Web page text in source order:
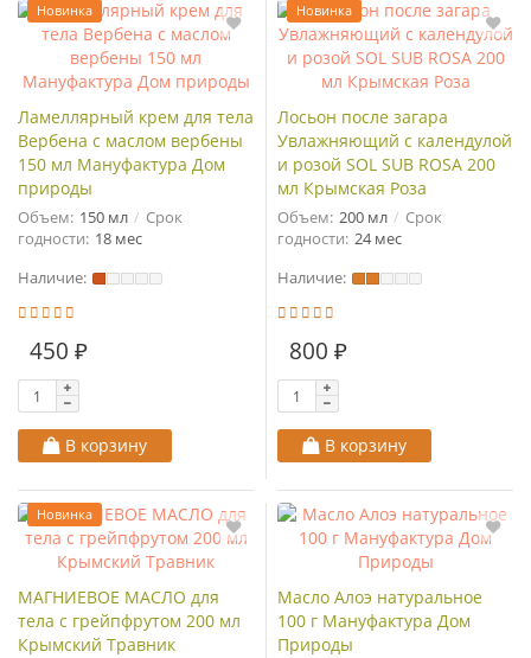
Новинка
Ламеллярный крем для тела
Вербена с маслом вербены
150 мл Мануфактура Дом
природы
Объем: 150 мл
Срок
годности: 18 мес
Наличие:
450 ₽
В корзину
Новинка
Лосьон после загара
Увлажняющий с календулой
и розой SOL SUB ROSA 200
мл Крымская Роза
Объем: 200 мл
Срок
годности: 24 мес
Наличие:
800 ₽
В корзину
Новинка
МАГНИЕВОЕ МАСЛО для
тела с грейпфрутом 200 мл
Крымский Травник
Масло Алоэ натуральное
100 г Мануфактура Дом
Природы